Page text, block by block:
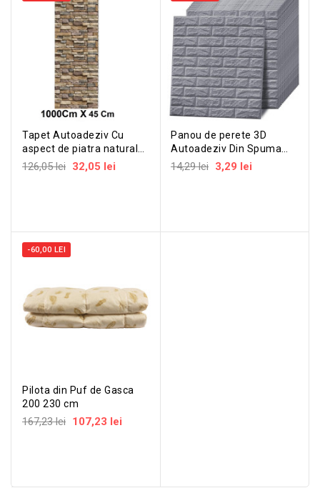
Tapet Autoadeziv Cu
aspect de piatra naturala
10 Metri x45 cm -
Rezistent la...
126,05 lei 32,05 lei
Panou de perete 3D
Autoadeziv Din Spuma
Moale
14,29 lei 3,29 lei
-60,00 LEI
Pilota din Puf de Gasca
200 230 cm
167,23 lei 107,23 lei